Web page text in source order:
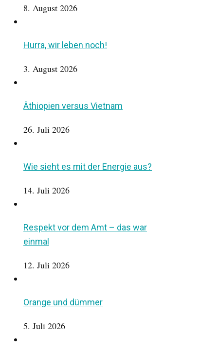
8. August 2026
Hurra, wir leben noch!
3. August 2026
Äthiopien versus Vietnam
26. Juli 2026
Wie sieht es mit der Energie aus?
14. Juli 2026
Respekt vor dem Amt – das war
einmal
12. Juli 2026
Orange und dümmer
5. Juli 2026